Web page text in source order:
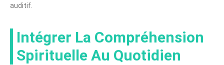
auditif.
Intégrer La Compréhension
Spirituelle Au Quotidien